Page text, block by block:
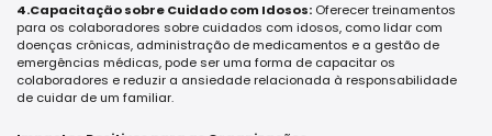
4.Capacitação sobre Cuidado com Idosos: Oferecer treinamentos
para os colaboradores sobre cuidados com idosos, como lidar com
doenças crônicas, administração de medicamentos e a gestão de
emergências médicas, pode ser uma forma de capacitar os
colaboradores e reduzir a ansiedade relacionada à responsabilidade
de cuidar de um familiar.